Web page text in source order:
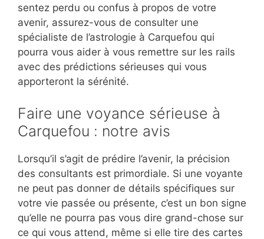
sentez perdu ou confus à propos de votre
avenir, assurez-vous de consulter une
spécialiste de l’astrologie à Carquefou qui
pourra vous aider à vous remettre sur les rails
avec des prédictions sérieuses qui vous
apporteront la sérénité.
Faire une voyance sérieuse à
Carquefou : notre avis
Lorsqu’il s’agit de prédire l’avenir, la précision
des consultants est primordiale. Si une voyante
ne peut pas donner de détails spécifiques sur
votre vie passée ou présente, c’est un bon signe
qu’elle ne pourra pas vous dire grand-chose sur
ce qui vous attend, même si elle tire des cartes